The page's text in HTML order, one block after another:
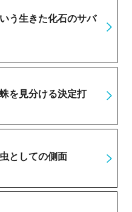
う生きた化石のサバ
を見分ける決定打
としての側面